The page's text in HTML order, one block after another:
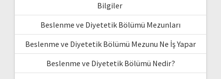
Bilgiler
Beslenme ve Diyetetik Bölümü Mezunları
Beslenme ve Diyetetik Bölümü Mezunu Ne İş Yapar
Beslenme ve Diyetetik Bölümü Nedir?